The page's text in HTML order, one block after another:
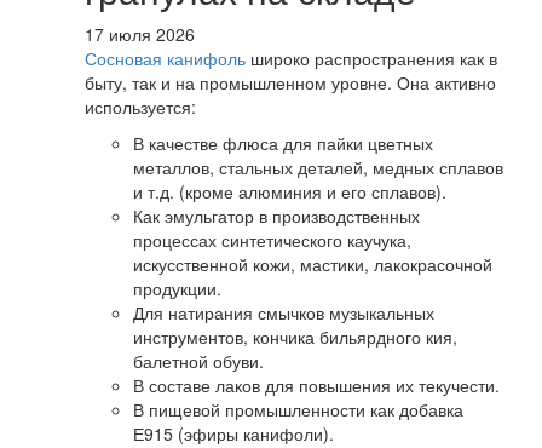
17 июля 2026
Сосновая канифоль широко распространения как в
быту, так и на промышленном уровне. Она активно
используется:
В качестве флюса для пайки цветных
металлов, стальных деталей, медных сплавов
и т.д. (кроме алюминия и его сплавов).
Как эмульгатор в производственных
процессах синтетического каучука,
искусственной кожи, мастики, лакокрасочной
продукции.
Для натирания смычков музыкальных
инструментов, кончика бильярдного кия,
балетной обуви.
В составе лаков для повышения их текучести.
В пищевой промышленности как добавка
Е915 (эфиры канифоли).